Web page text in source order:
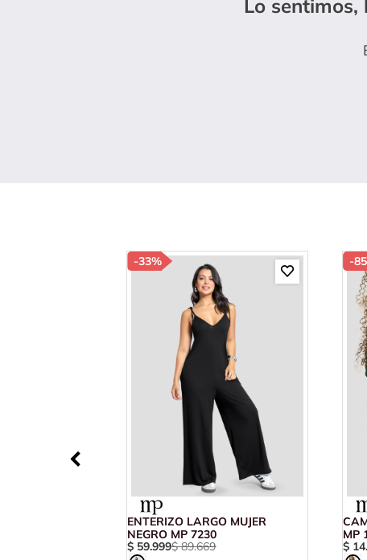
Lo
-33%
ENTERIZO LARGO MUJER
NEGRO MP 7230
$ 59.999$ 89.669
-
MP
$ 14
10.